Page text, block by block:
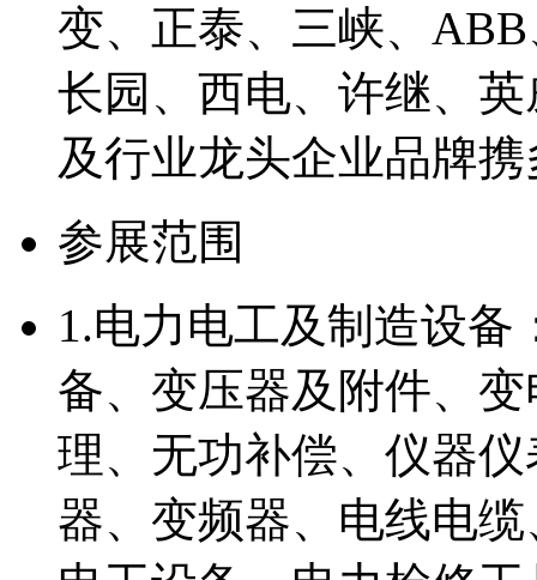
变、正泰、三峡、
长园、西电、许继、
及行业龙头企业品牌
参展范围
1.电力电工及制造设
备、变压器及附件、
理、无功补偿、仪器
器、变频器、电线电